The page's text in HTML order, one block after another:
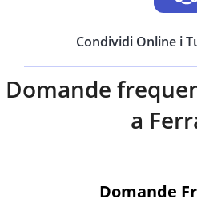
Condividi Online i
Domande
a
Domande